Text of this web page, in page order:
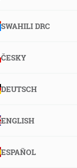
SWAHILI DRC
ČESKY
DEUTSCH
ENGLISH
ESPAÑOL